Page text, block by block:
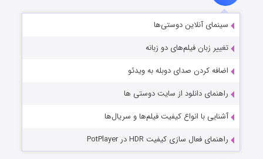
سینمای آنلاین دوستی‌ها
تغییر زبان فیلم‌های دو زبانه
اضافه کردن صدای دوبله به ویدئو
راهنمای دانلود از سایت دوستی ها
آشنایی با انواع کیفیت فیلم‌ها و سریال‌ها
راهنمای فعال سازی کیفیت HDR در PotPlayer